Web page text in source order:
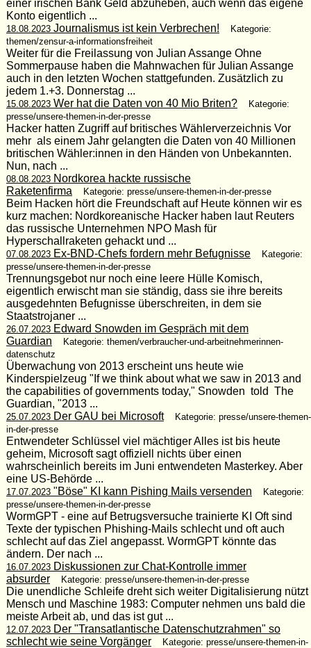
einer irischen Bank Geld abzuheben, auch wenn das eigene
Konto eigentlich ...
18.08.2023Journalismus ist kein Verbrechen!
Kategorie:
themen/zensur-a-informationsfreiheit
Weiter für die Freilassung von Julian Assange Ohne
Sommerpause haben die Mahnwachen für Julian Assange
auch in den letzten Wochen stattgefunden. Zusätzlich zu
jedem 1.+3. Donnerstag ...
15.08.2023Wer hat die Daten von 40 Mio Briten?
Kategorie:
presse/unsere-themen-in-der-presse
Hacker hatten Zugriff auf britisches Wählerverzeichnis Vor
mehr als einem Jahr gelangten die Daten von 40 Millionen
britischen Wähler:innen in den Händen von Unbekannten.
Nun, nach ...
08.08.2023Nordkorea hackte russische
Raketenfirma
Kategorie: presse/unsere-themen-in-der-presse
Beim Hacken hört die Freundschaft auf Heute können wir es
kurz machen: Nordkoreanische Hacker haben laut Reuters
das russische Unternehmen NPO Mash für
Hyperschallraketen gehackt und ...
07.08.2023Ex-BND-Chefs fordern mehr Befugnisse
Kategorie:
presse/unsere-themen-in-der-presse
Trennungsgebot nur noch eine leere Hülle Komisch,
eigentlich erwischt man sie ständig, dass sie ihre bereits
ausgedehnten Befugnisse überschreiten, in dem sie
Staatstrojaner ...
26.07.2023Edward Snowden im Gespräch mit dem
Guardian
Kategorie: themen/verbraucher-und-arbeitnehmerinnen-
datenschutz
Überwachung von 2013 erscheint uns heute wie
Kinderspielzeug "If we think about what we saw in 2013 and
the capabilities of governments today," Snowden told The
Guardian, "2013 ...
25.07.2023Der GAU bei Microsoft
Kategorie: presse/unsere-themen-
in-der-presse
Entwendeter Schlüssel viel mächtiger Alles ist bis heute
geheim, Microsoft sagt offiziell nichts über einen
wahrscheinlich bereits im Juni entwendeten Masterkey. Aber
eine US-Behörde ...
17.07.2023"Böse" KI kann Pishing Mails versenden
Kategorie:
presse/unsere-themen-in-der-presse
WormGPT - eine auf Betrugsversuche trainierte KI Oft sind
Texte der typischen Phishing-Mails schlecht und oft auch
schlecht auf das Ziel angepasst. WormGPT könnte das
ändern. Der nach ...
16.07.2023Diskussionen zur Chat-Kontrolle immer
absurder
Kategorie: presse/unsere-themen-in-der-presse
Die unendliche Schleife dreht sich weiter Digitalisierung nützt
Mensch und Maschine 1983: Computer nehmen uns bald die
meiste Arbeit ab, und das ist gut ...
12.07.2023Der "Transatlantische Datenschutzrahmen" so
schlecht wie seine Vorgänger
Kategorie: presse/unsere-themen-in-